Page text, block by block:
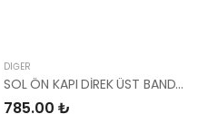
DIĞER
SOL ÖN KAPI DİREK ÜST BANDI STİCKER İ20 2020- 76512-Q0000-MOBIS-S
785.00 ₺